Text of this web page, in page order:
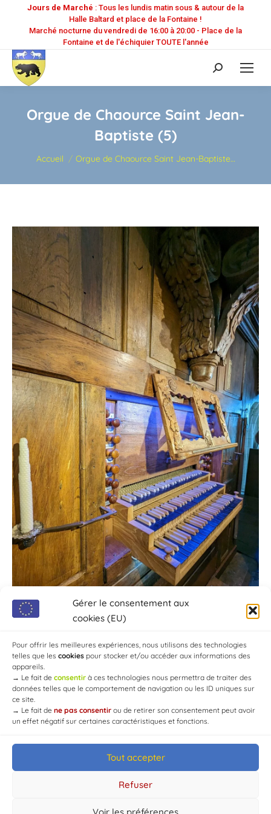
Gérer le consentement aux
cookies (EU)
Pour offrir les meilleures expériences, nous utilisons des technologies
telles que les cookies pour stocker et/ou accéder aux informations des
appareils.
→ Le fait de consentir à ces technologies nous permettra de traiter des
données telles que le comportement de navigation ou les ID uniques sur
ce site.
→ Le fait de ne pas consentir ou de retirer son consentement peut avoir
un effet négatif sur certaines caractéristiques et fonctions.
Tout accepter
Refuser
Voir les préférences
Jours de Marché : Tous les lundis matin sous & autour de la
Halle Baltard et place de la Fontaine !
Marché nocturne du vendredi de 16:00 à 20:00 - Place de la
Fontaine et de l'échiquier TOUTE l'année
Recherche
:
Orgue de Chaource Saint Jean-
Baptiste (5)
Vous êtes ici :
Accueil Orgue de Chaource Saint Jean-Baptiste…
© Mairie de Chaource [2004-2024] | Tous droits réservés.
Developed byWEB3-DESIGN